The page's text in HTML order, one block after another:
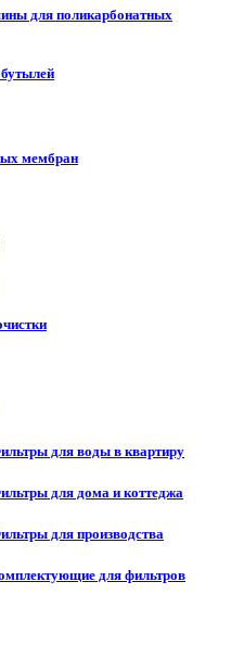
для поликарбонатных
мембран
для воды в квартиру
для дома и коттеджа
для производства
для фильтров